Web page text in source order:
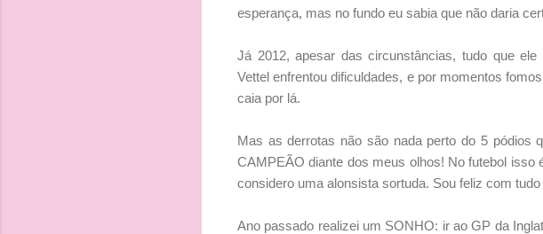
esperança, mas no fundo eu sabia que não daria
Já 2012, apesar das circunstâncias, tudo que
Vettel enfrentou dificuldades, e por momentos
caia por lá.
Mas as derrotas não são nada perto do 5 pódios
CAMPEÃO diante dos meus olhos! No futebol
considero uma alonsista sortuda. Sou feliz com
Ano passado realizei um SONHO: ir ao GP da